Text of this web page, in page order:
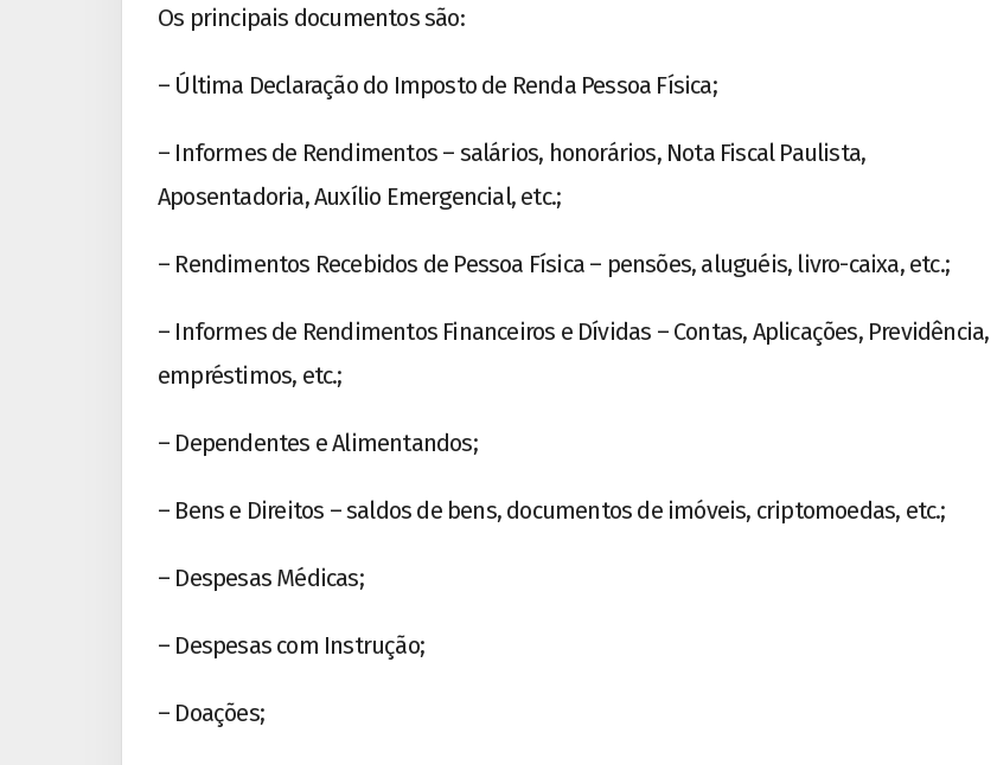
Os principais documentos são:
– Última Declaração do Imposto de Renda Pessoa Física;
– Informes de Rendimentos – salários, honorários, Nota Fiscal Paulista,
Aposentadoria, Auxílio Emergencial, etc.;
– Rendimentos Recebidos de Pessoa Física – pensões, aluguéis, livro-caixa, etc.;
– Informes de Rendimentos Financeiros e Dívidas – Contas, Aplicações, Previdência,
empréstimos, etc.;
– Dependentes e Alimentandos;
– Bens e Direitos – saldos de bens, documentos de imóveis, criptomoedas, etc.;
– Despesas Médicas;
– Despesas com Instrução;
– Doações;